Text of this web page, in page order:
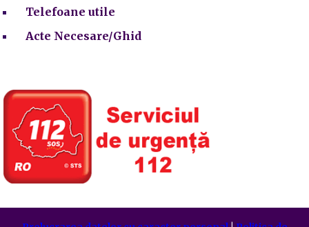
Telefoane utile
Acte Necesare/Ghid